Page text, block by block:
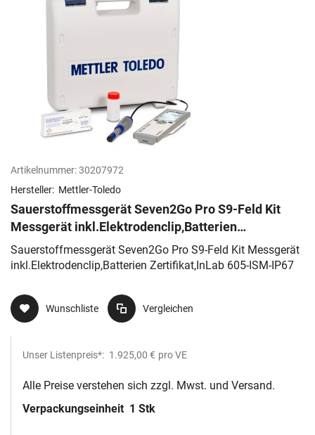
Artikelnummer:30207972
Hersteller: Mettler-Toledo
Sauerstoffmessgerät Seven2Go Pro S9-Feld Kit
Messgerät inkl.Elektrodenclip,Batterien
Zertifikat,InLab 605-ISM-IP67
Sauerstoffmessgerät Seven2Go Pro S9-Feld Kit Messgerät
inkl.Elektrodenclip,Batterien Zertifikat,InLab 605-ISM-IP67
Wunschliste Vergleichen
Unser Listenpreis*: 1.925,00 € pro VE
Alle Preise verstehen sich zzgl. Mwst. und Versand.
Verpackungseinheit 1 Stk